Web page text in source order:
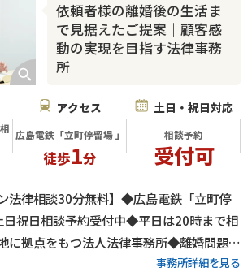
依頼者様の離婚後の生活ま
で見据えたご提案｜顧客感
動の実現を目指す法律事務
所
アクセス
広島電鉄「立町停留場 」
徒歩1分
土日・祝日対応
相談予約
受付可
法律相談30分無料】◆広島電鉄「立町停
祝日相談予約受付中◆平日は20時まで相
に拠点をもつ法人法律事務所◆離婚問題を
在籍◆法人として8万件を超える離婚問題
事務所詳細を見る